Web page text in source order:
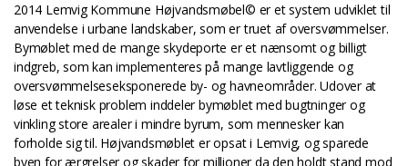
2014 Lemvig Kommune Højvandsmøbel© er et system udviklet til
anvendelse i urbane landskaber, som er truet af oversvømmelser.
Bymøblet med de mange skydeporte er et nænsomt og billigt
indgreb, som kan implementeres på mange lavtliggende og
oversvømmelseseksponerede by- og havneområder. Udover at
løse et teknisk problem inddeler bymøblet med bugtninger og
vinkling store arealer i mindre byrum, som mennesker kan
forholde sig til. Højvandsmøblet er opsat i Lemvig, og sparede
byen for ærgrelser og skader for millioner da den holdt stand mod